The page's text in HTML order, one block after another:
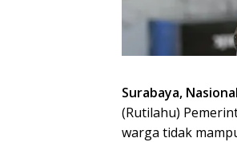
Surabaya,
(Rutilahu)
warga tidak